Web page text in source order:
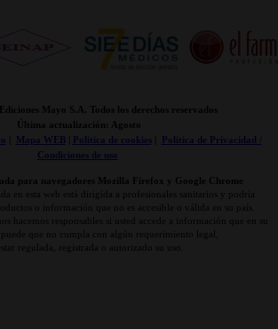
Ediciones Mayo S.A. Todos los derechos reservados
Última actualización: Agosto
Mapa WEB| Politica de cookies|
Politica de Privacidad /
Condiciones de uso
para navegadores Mozilla Firefox y Google Chrome
en esta web está dirigida a profesionales sanitarios y podría
o información que no es accesible o válida en su país.
hacemos responsables si usted accede a información que en su
puede que no cumpla con algún requerimiento legal,
regulada, registrada o autorizado su uso.